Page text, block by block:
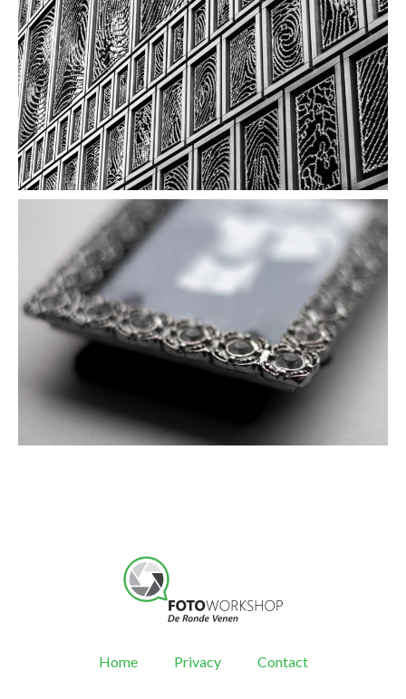
Home Privacy Contact